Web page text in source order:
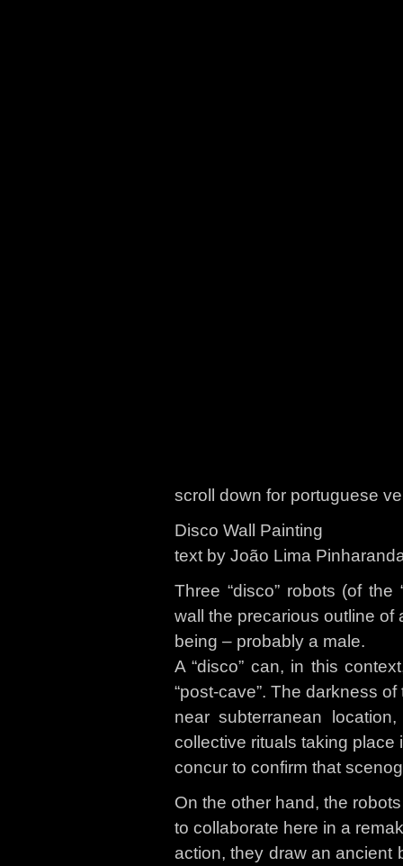
scroll down for portuguese
Disco Wall Painting
text by João Lima
Three “disco” robots (of
wall the precarious outline of
being – probably a male.
A “disco” can, in this
“post-cave”. The darkness
near subterranean
collective rituals taking place
concur to confirm that
On the other hand, the
to collaborate here in a
action, they draw an ancient